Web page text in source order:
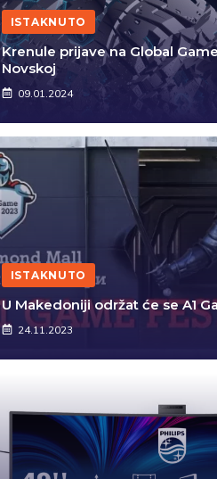
ISTAKNUTO
Krenule prijave na Global
Novskoj
09.01.2024
ISTAKNUTO
U Makedoniji održat će se A1
24.11.2023